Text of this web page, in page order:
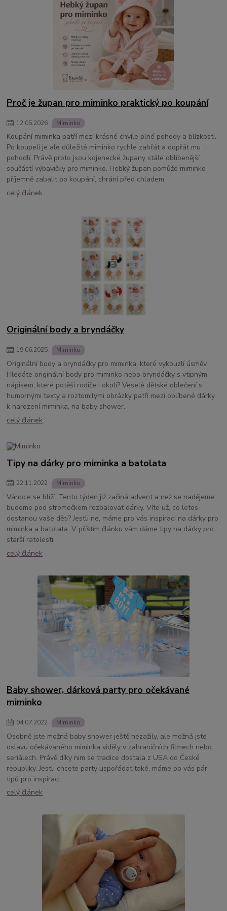
Proč je župan pro miminko praktický po koupání
12.05.2026 Miminko
Koupání miminka patří mezi krásné chvíle plné pohody a blízkosti.
Po koupeli je ale důležité miminko rychle zahřát a dopřát mu
pohodlí. Právě proto jsou kojenecké župany stále oblíbenější
součástí výbavičky pro miminko. Hebký župan pomůže miminko
příjemně zabalit po koupání, chrání před chladem.
celý článek
Originální body a bryndáčky
19.06.2025 Miminko
Originální body a bryndáčky pro miminka, které vykouzlí úsměv
Hledáte originální body pro miminko nebo bryndáčky s vtipným
nápisem, které potěší rodiče i okolí? Veselé dětské oblečení s
humornými texty a roztomilými obrázky patří mezi oblíbené dárky
k narození miminka, na baby shower.
celý článek
Tipy na dárky pro miminka a batolata
22.11.2022 Miminko
Vánoce se blíží. Tento týden již začíná advent a než se nadějeme,
budeme pod stromečkem rozbalovat dárky. Víte už, co letos
dostanou vaše děti? Jestli ne, máme pro vás inspiraci na dárky pro
miminka a batolata. V příštím článku vám dáme tipy na dárky pro
starší ratolesti.
celý článek
Baby shower, dárková party pro očekávané
miminko
04.07.2022 Miminko
Osobně jste možná baby shower ještě nezažily, ale možná jste
oslavu očekávaného miminka viděly v zahraničních filmech nebo
seriálech. Právě díky nim se tradice dostala z USA do České
republiky. Jestli chcete party uspořádat také, máme po vás pár
tipů pro inspiraci.
celý článek